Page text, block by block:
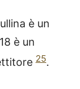
è un
è un
25.